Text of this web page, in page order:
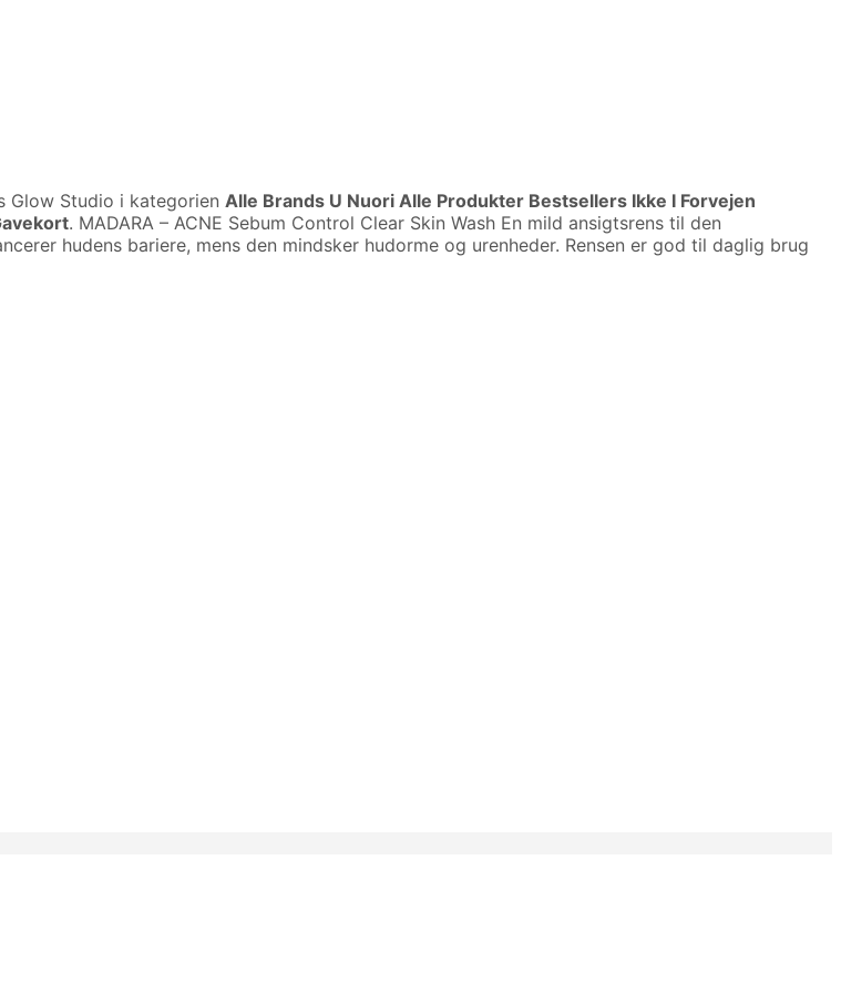
Glow Studio i kategorien Alle Brands U Nuori Alle Produkter Bestsellers Ikke I Forvejen
. MADARA – ACNE Sebum Control Clear Skin Wash En mild ansigtsrens til den
hudens bariere, mens den mindsker hudorme og urenheder. Rensen er god til daglig brug